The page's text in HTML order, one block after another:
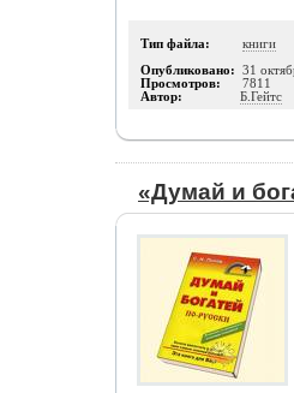
Тип файла: книги
Опубликовано: 31
Просмотров: 7811
Автор: Б.Гейтс
«Думай и